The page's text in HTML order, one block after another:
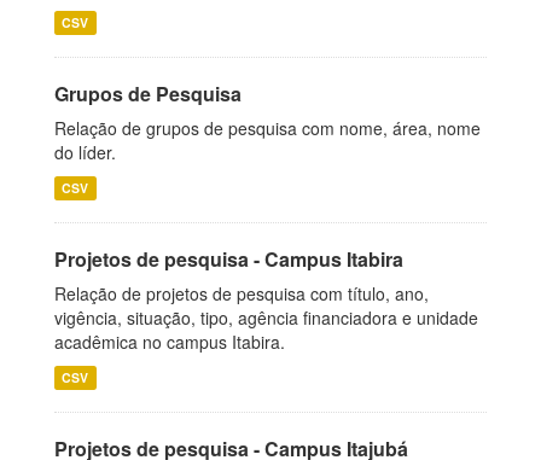
CSV
Grupos de Pesquisa
Relação de grupos de pesquisa com nome, área, nome
do líder.
CSV
Projetos de pesquisa - Campus Itabira
Relação de projetos de pesquisa com título, ano,
vigência, situação, tipo, agência financiadora e unidade
acadêmica no campus Itabira.
CSV
Projetos de pesquisa - Campus Itajubá